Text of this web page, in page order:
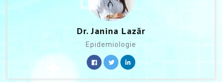
Dr. Janina Lazăr
Epidemiologie